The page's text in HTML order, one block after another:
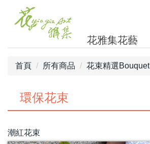
花雅集花藝
首頁 所有商品 花束精選Bouquet
環保花束
潮紅花束